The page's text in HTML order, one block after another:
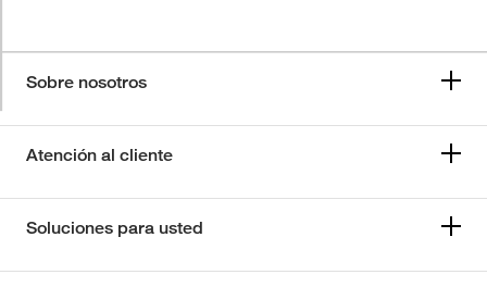
Sobre nosotros
Atención al cliente
Soluciones para usted